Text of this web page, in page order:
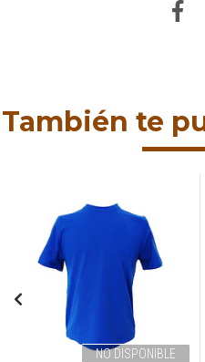
También te
NO DISPONIBLE